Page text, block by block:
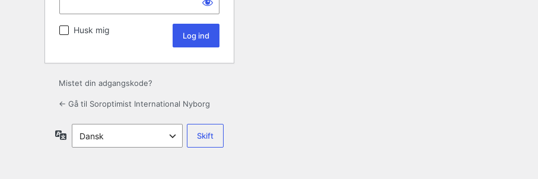
Husk mig
Mistet din adgangskode?
← Gå til Soroptimist International Nyborg
Sprog